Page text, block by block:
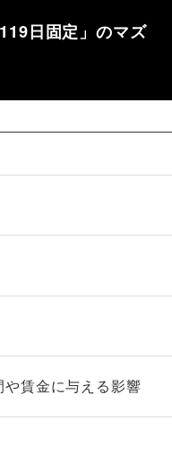
日固定」のマズ
賃金に与える影響